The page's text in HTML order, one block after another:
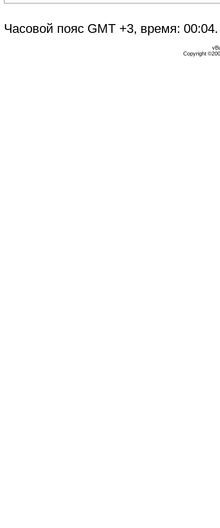
Часовой пояс GMT +3, время: 00:04.
Copyright